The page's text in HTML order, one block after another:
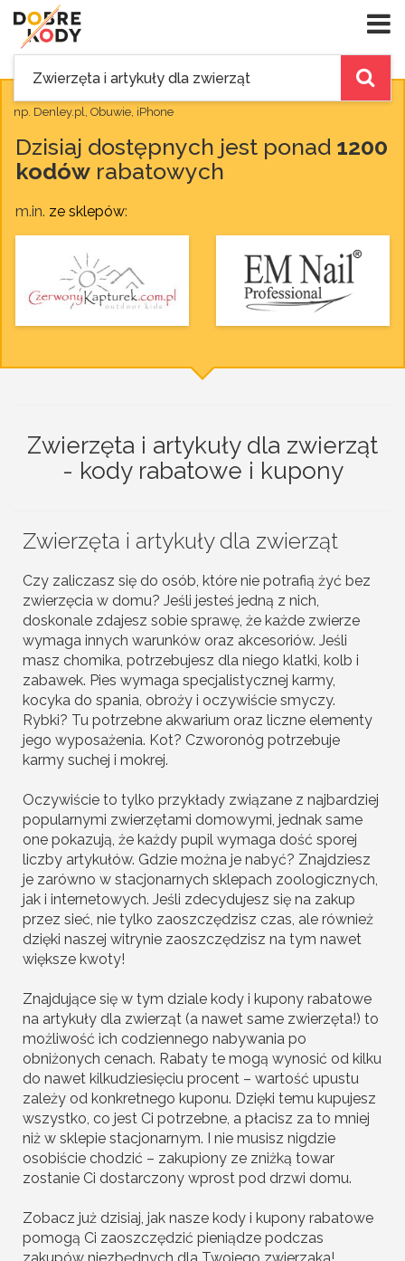
np. Denley.pl, Obuwie, iPhone
Dzisiaj dostępnych jest ponad 1200
kodów rabatowych
m.in. ze sklepów:
Zwierzęta i artykuły dla zwierząt
- kody rabatowe i kupony
Zwierzęta i artykuły dla zwierząt
Czy zaliczasz się do osób, które nie potrafią żyć bez
zwierzęcia w domu? Jeśli jesteś jedną z nich,
doskonale zdajesz sobie sprawę, że każde zwierze
wymaga innych warunków oraz akcesoriów. Jeśli
masz chomika, potrzebujesz dla niego klatki, kolb i
zabawek. Pies wymaga specjalistycznej karmy,
kocyka do spania, obroży i oczywiście smyczy.
Rybki? Tu potrzebne akwarium oraz liczne elementy
jego wyposażenia. Kot? Czworonóg potrzebuje
karmy suchej i mokrej.
Oczywiście to tylko przykłady związane z najbardziej
popularnymi zwierzętami domowymi, jednak same
one pokazują, że każdy pupil wymaga dość sporej
liczby artykułów. Gdzie można je nabyć? Znajdziesz
je zarówno w stacjonarnych sklepach zoologicznych,
jak i internetowych. Jeśli zdecydujesz się na zakup
przez sieć, nie tylko zaoszczędzisz czas, ale również
dzięki naszej witrynie zaoszczędzisz na tym nawet
większe kwoty!
Znajdujące się w tym dziale kody i kupony rabatowe
na artykuły dla zwierząt (a nawet same zwierzęta!) to
możliwość ich codziennego nabywania po
obniżonych cenach. Rabaty te mogą wynosić od kilku
do nawet kilkudziesięciu procent – wartość upustu
zależy od konkretnego kuponu. Dzięki temu kupujesz
wszystko, co jest Ci potrzebne, a płacisz za to mniej
niż w sklepie stacjonarnym. I nie musisz nigdzie
osobiście chodzić – zakupiony ze zniżką towar
zostanie Ci dostarczony wprost pod drzwi domu.
Zobacz już dzisiaj, jak nasze kody i kupony rabatowe
pomogą Ci zaoszczędzić pieniądze podczas